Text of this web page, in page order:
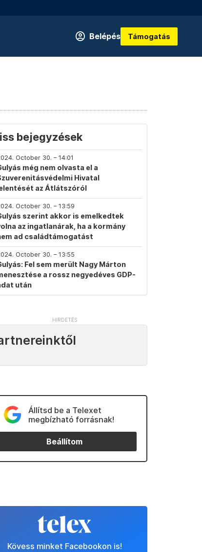
Belépés Támogatás
bejegyzések
October 30. – 14:01
még nem olvasta el a
Hivatal
az Átlátszóról
October 30. – 13:59
szerint akkor is emelkedtek
az ingatlanárak, ha a kormány
ad családtámogatást
October 30. – 13:55
Fel sem merült Nagy Márton
a rossz negyedéves GDP-
után
Állítsd be a Telexet
megbízható forrásnak!
Beállítom
Kövess minket Facebookon is!